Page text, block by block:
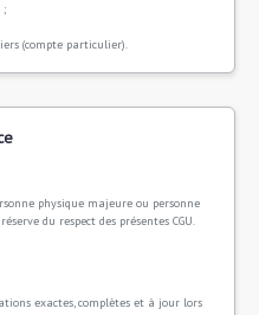
;
(compte particulier).
physique majeure ou personne
du respect des présentes CGU.
exactes, complètes et à jour lors